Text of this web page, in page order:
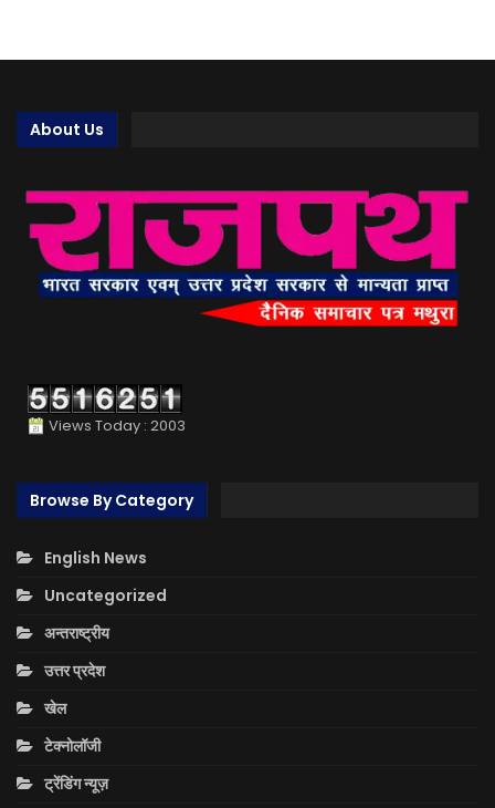
About Us
Views Today : 2003
Browse By Category
English News
Uncategorized
अन्तराष्ट्रीय
उत्तर प्रदेश
खेल
टेक्नोलॉजी
ट्रेंडिंग न्यूज़